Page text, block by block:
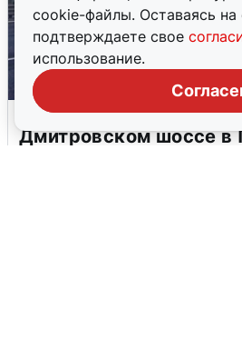
cookie-файлы. Оставаясь на
подтверждаете свое
использование.
Пять машин
Дмитровском шоссе в